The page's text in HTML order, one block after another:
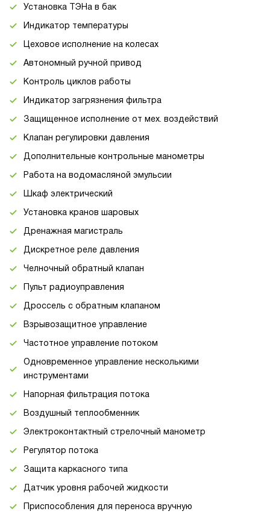
Установка ТЭНа в бак
Индикатор температуры
Цеховое исполнение на колесах
Автономный ручной привод
Контроль циклов работы
Индикатор загрязнения фильтра
Защищенное исполнение от мех. воздействий
Клапан регулировки давления
Дополнительные контрольные манометры
Работа на водомасляной эмульсии
Шкаф электрический
Установка кранов шаровых
Дренажная магистраль
Дискретное реле давления
Челночный обратный клапан
Пульт радиоуправления
Дроссель с обратным клапаном
Взрывозащитное управление
Частотное управление потоком
Одновременное управление несколькими
инструментами
Напорная фильтрация потока
Воздушный теплообменник
Электроконтактный стрелочный манометр
Регулятор потока
Защита каркасного типа
Датчик уровня рабочей жидкости
Приспособления для переноса вручную